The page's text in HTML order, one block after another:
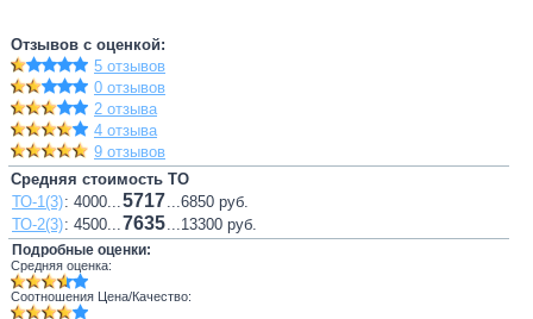
Отзывов с оценкой:
5 отзывов
0 отзывов
2 отзыва
4 отзыва
9 отзывов
Средняя стоимость ТО
ТО-1(3): 4000...5717...6850 руб.
ТО-2(3): 4500...7635...13300 руб.
Подробные оценки:
Средняя оценка:
Соотношения Цена/Качество: